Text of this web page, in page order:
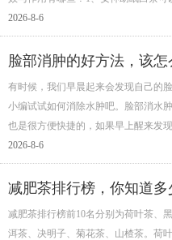
2026-8-6
脸部消肿的好方法，该怎
有时候，我们早晨起来会发现自己的
小编试试如何消除水肿吧。脸部消水
也是很方便快捷的，如果早上醒来发
2026-8-6
减肥茶排行榜，你知道多
减肥茶排行榜前10名分别为荷叶茶、
洱茶、决明子、菊花茶、山楂茶。荷